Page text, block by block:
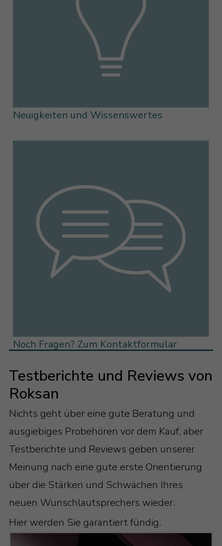
Neuigkeiten und Wissenswertes
Noch Fragen? Zum Kontaktformular
Testberichte und Reviews von
Roksan
Nichts geht über eine gute Beratung und
ausgiebiges Probehören vor dem Kauf, aber
Testberichte und Reviews geben unserer
Meinung nach eine gute erste Orientierung
über die Stärken und Schwächen Ihres
neuen Wunschlautsprechers wieder.
Hier werden Sie garantiert fündig.